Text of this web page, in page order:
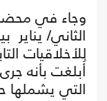
الثاني/ يناير
للأخلاقيات
أُبلغت بأنه
التي يشملها